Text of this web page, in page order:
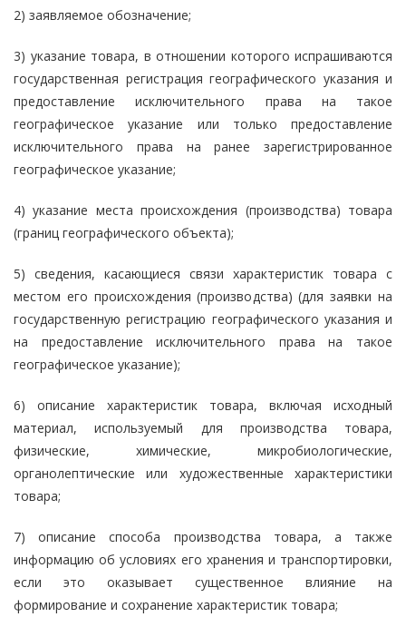
2) заявляемое обозначение;
3) указание товара, в отношении которого испрашиваются
государственная регистрация географического указания и
предоставление исключительного права на такое
географическое указание или только предоставление
исключительного права на ранее зарегистрированное
географическое указание;
4) указание места происхождения (производства) товара
(границ географического объекта);
5) сведения, касающиеся связи характеристик товара с
местом его происхождения (производства) (для заявки на
государственную регистрацию географического указания и
на предоставление исключительного права на такое
географическое указание);
6) описание характеристик товара, включая исходный
материал, используемый для производства товара,
физические, химические, микробиологические,
органолептические или художественные характеристики
товара;
7) описание способа производства товара, а также
информацию об условиях его хранения и транспортировки,
если это оказывает существенное влияние на
формирование и сохранение характеристик товара;